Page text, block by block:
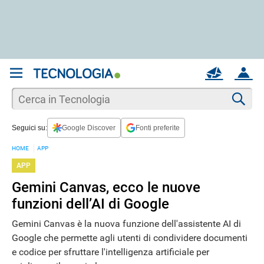
ACCOUNT
MAIL
Seguici su: Google Discover Fonti preferite
HOME APP
APP
Gemini Canvas, ecco le nuove
funzioni dell’AI di Google
Gemini Canvas è la nuova funzione dell'assistente AI di
Google che permette agli utenti di condividere documenti
e codice per sfruttare l'intelligenza artificiale per